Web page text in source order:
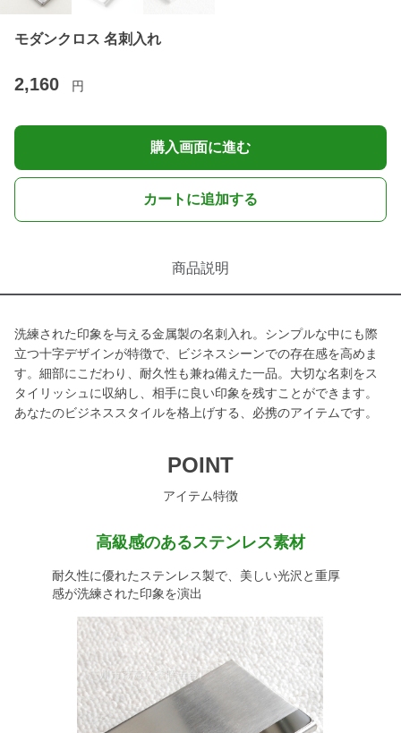
モダンクロス 名刺入れ
2,160 円
購入画面に進む
カートに追加する
商品説明
洗練された印象を与える金属製の名刺入れ。シンプルな中にも際
立つ十字デザインが特徴で、ビジネスシーンでの存在感を高めま
す。細部にこだわり、耐久性も兼ね備えた一品。大切な名刺をス
タイリッシュに収納し、相手に良い印象を残すことができます。
あなたのビジネススタイルを格上げする、必携のアイテムです。
POINT
アイテム特徴
高級感のあるステンレス素材
耐久性に優れたステンレス製で、美しい光沢と重厚
感が洗練された印象を演出